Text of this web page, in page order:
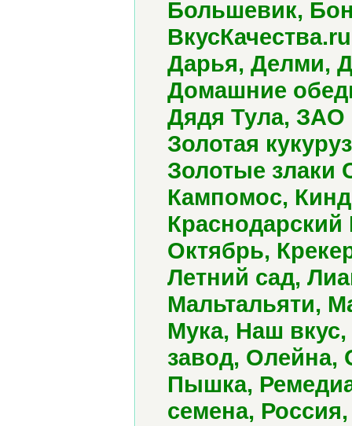
Большевик,
Дарья, Делми,
Домашние
Дядя Тула,
Золотая
Золотые злаки
Кампомос,
Октябрь,
Летний сад,
Мальтальяти,
Мука, Наш
завод,
Пышка,
семена,